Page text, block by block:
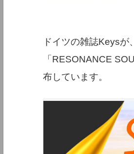
ドイツの雑誌Keys
「RESONANCE
布しています。